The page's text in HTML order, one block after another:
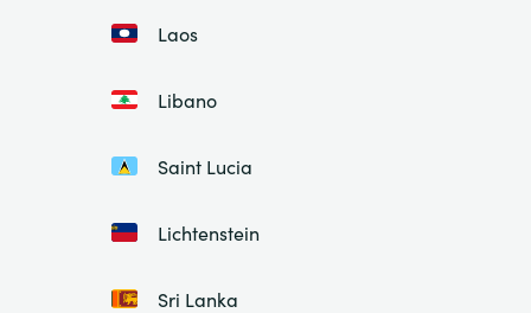
Laos
Libano
Saint Lucia
Lichtenstein
Sri Lanka